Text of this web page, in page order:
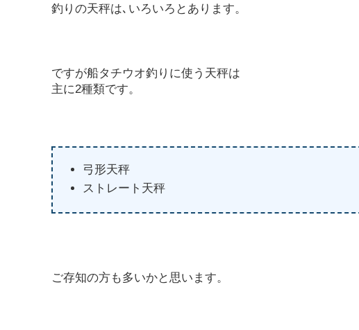
釣りの天秤は､いろいろとあります。
ですが船タチウオ釣りに使う天秤は
主に2種類です。
弓形天秤
ストレート天秤
ご存知の方も多いかと思います。